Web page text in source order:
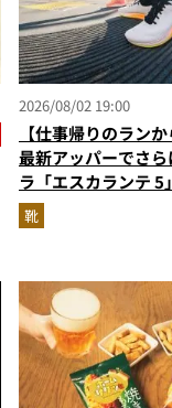
2026/08/02 19:00
【仕事帰りのラン
最新アッパーでさ
ラ「エスカランテ 5
ーンに寄り添う大人
靴